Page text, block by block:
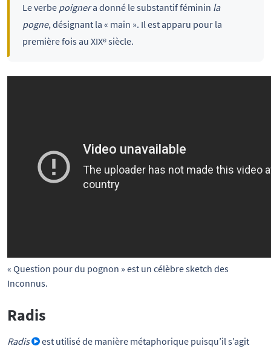
Le verbe poignera donné le substantif féminin la
pogne, désignant la « main ». Il est apparu pour la
première fois au XIXᵉ siècle.
« Question pour du pognon » est un célèbre sketch des
Inconnus.
Radis
Radis est utilisé de manière métaphorique puisqu’il s’agit